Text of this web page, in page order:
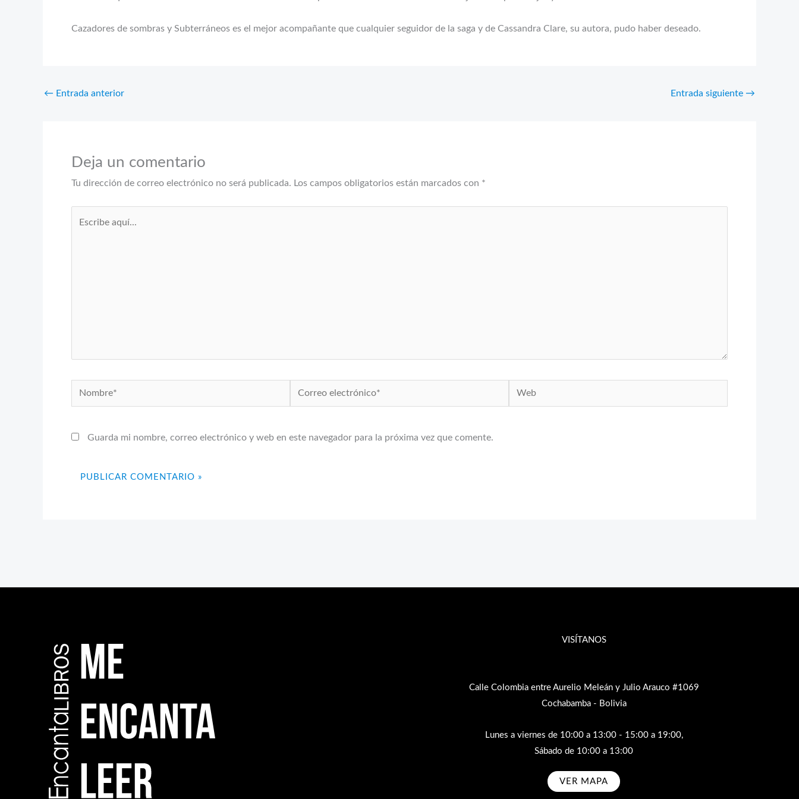
Cazadores de sombras y Subterráneos es el mejor acompañante que cualquier seguidor de la saga y de Cassandra Clare, su autora, pudo haber deseado.
← Entrada anterior Entrada siguiente →
Deja un comentario
Tu dirección de correo electrónico no será publicada. Los campos obligatorios están marcados con *
Nombre*
Correo
electrónico*
Web
Guarda mi nombre, correo electrónico y web en este navegador para la próxima vez que comente.
VISÍTANOS
Calle Colombia entre Aurelio Meleán y Julio Arauco #1069
Cochabamba - Bolivia
Lunes a viernes de 10:00 a 13:00 - 15:00 a 19:00,
Sábado de 10:00 a 13:00
VER MAPA